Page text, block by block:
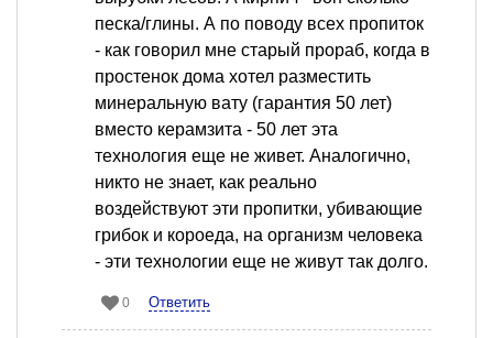
песка/глины. А по поводу всех пропиток
- как говорил мне старый прораб, когда в
простенок дома хотел разместить
минеральную вату (гарантия 50 лет)
вместо керамзита - 50 лет эта
технология еще не живет. Аналогично,
никто не знает, как реально
воздействуют эти пропитки, убивающие
грибок и короеда, на организм человека
- эти технологии еще не живут так долго.
0 Ответить